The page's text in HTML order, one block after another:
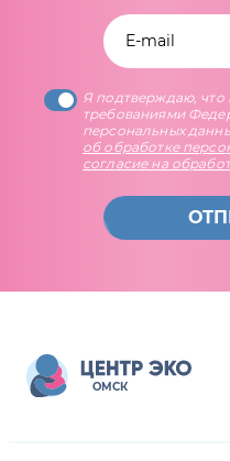
Я подтверждаю, что
требованиями
персональных
об обработке
согласие на
ОМСК